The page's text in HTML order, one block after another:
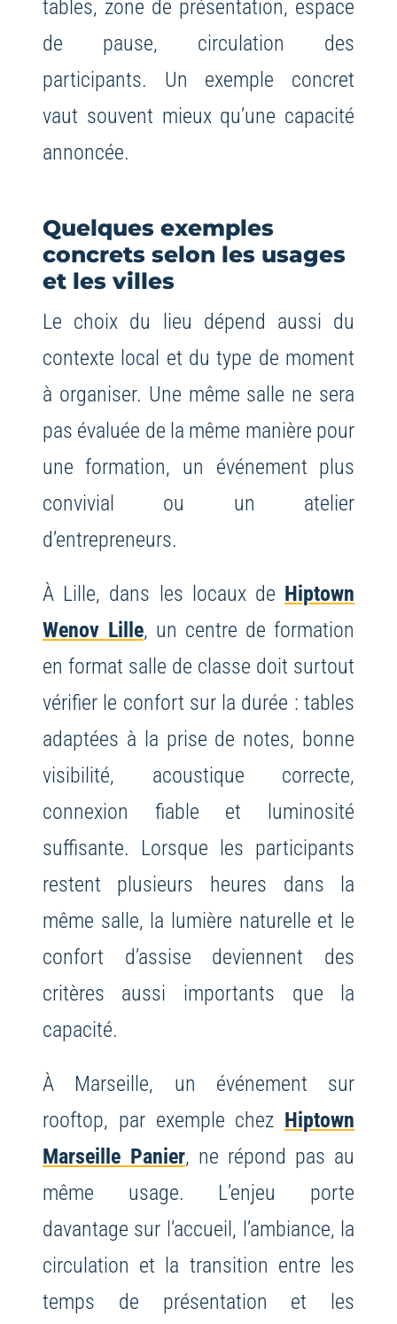
tables, zone de présentation, espace
de pause, circulation des
participants. Un exemple concret
vaut souvent mieux qu’une capacité
annoncée.
Quelques exemples
concrets selon les usages
et les villes
Le choix du lieu dépend aussi du
contexte local et du type de moment
à organiser. Une même salle ne sera
pas évaluée de la même manière pour
une formation, un événement plus
convivial ou un atelier
d’entrepreneurs.
À Lille, dans les locaux de Hiptown
Wenov Lille, un centre de formation
en format salle de classe doit surtout
vérifier le confort sur la durée : tables
adaptées à la prise de notes, bonne
visibilité, acoustique correcte,
connexion fiable et luminosité
suffisante. Lorsque les participants
restent plusieurs heures dans la
même salle, la lumière naturelle et le
confort d’assise deviennent des
critères aussi importants que la
capacité.
À Marseille, un événement sur
rooftop, par exemple chez Hiptown
Marseille Panier, ne répond pas au
même usage. L’enjeu porte
davantage sur l’accueil, l’ambiance, la
circulation et la transition entre les
temps de présentation et les